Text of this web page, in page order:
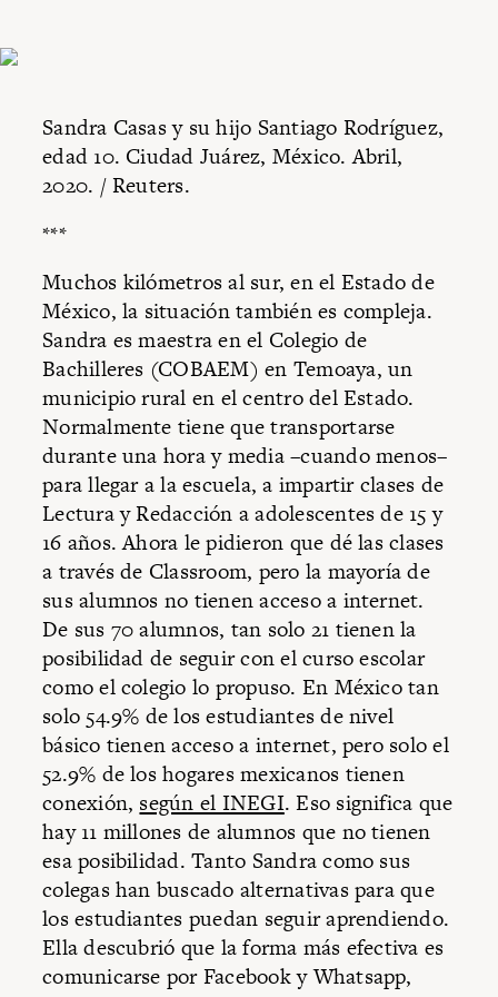
Sandra Casas y su hijo Santiago Rodríguez,
edad 10. Ciudad Juárez, México. Abril,
2020. / Reuters.
***
Muchos kilómetros al sur, en el Estado de
México, la situación también es compleja.
Sandra es maestra en el Colegio de
Bachilleres (COBAEM) en Temoaya, un
municipio rural en el centro del Estado.
Normalmente tiene que transportarse
durante una hora y media –cuando menos–
para llegar a la escuela, a impartir clases de
Lectura y Redacción a adolescentes de 15 y
16 años. Ahora le pidieron que dé las clases
a través de Classroom, pero la mayoría de
sus alumnos no tienen acceso a internet.
De sus 70 alumnos, tan solo 21 tienen la
posibilidad de seguir con el curso escolar
como el colegio lo propuso. En México tan
solo 54.9% de los estudiantes de nivel
básico tienen acceso a internet, pero solo el
52.9% de los hogares mexicanos tienen
conexión, según el INEGI. Eso significa que
hay 11 millones de alumnos que no tienen
esa posibilidad. Tanto Sandra como sus
colegas han buscado alternativas para que
los estudiantes puedan seguir aprendiendo.
Ella descubrió que la forma más efectiva es
comunicarse por Facebook y Whatsapp,